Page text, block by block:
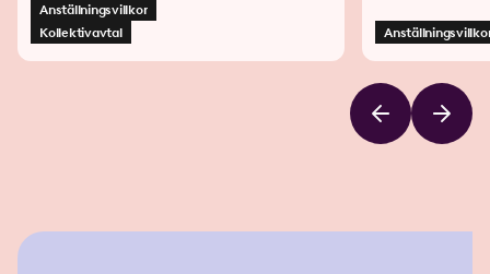
Anställningsvillkor
Kollektivavtal